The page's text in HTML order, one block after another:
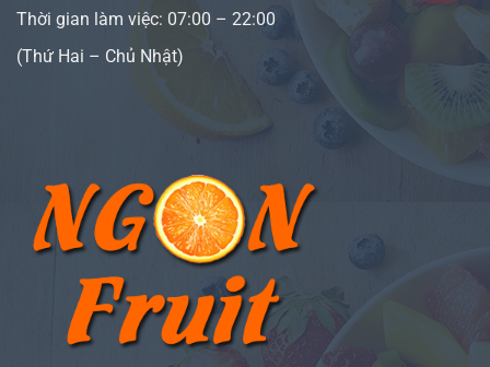
Thời gian làm việc: 07:00 – 22:00
(Thứ Hai – Chủ Nhật)